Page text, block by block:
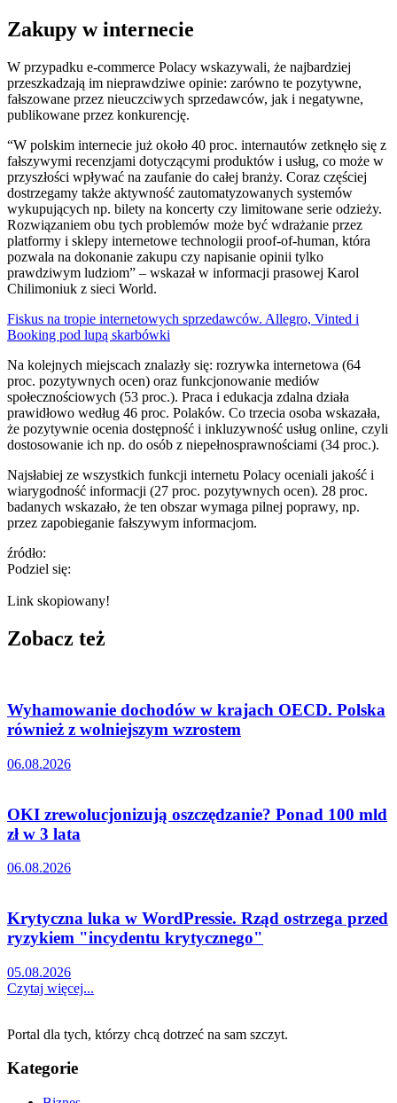
Zakupy w internecie
W przypadku e-commerce Polacy wskazywali, że najbardziej
przeszkadzają im nieprawdziwe opinie: zarówno te pozytywne,
fałszowane przez nieuczciwych sprzedawców, jak i negatywne,
publikowane przez konkurencję.
“W polskim internecie już około 40 proc. internautów zetknęło się z
fałszywymi recenzjami dotyczącymi produktów i usług, co może w
przyszłości wpływać na zaufanie do całej branży. Coraz częściej
dostrzegamy także aktywność zautomatyzowanych systemów
wykupujących np. bilety na koncerty czy limitowane serie odzieży.
Rozwiązaniem obu tych problemów może być wdrażanie przez
platformy i sklepy internetowe technologii proof-of-human, która
pozwala na dokonanie zakupu czy napisanie opinii tylko
prawdziwym ludziom” – wskazał w informacji prasowej Karol
Chilimoniuk z sieci World.
Fiskus na tropie internetowych sprzedawców. Allegro, Vinted i
Booking pod lupą skarbówki
Na kolejnych miejscach znalazły się: rozrywka internetowa (64
proc. pozytywnych ocen) oraz funkcjonowanie mediów
społecznościowych (53 proc.). Praca i edukacja zdalna działa
prawidłowo według 46 proc. Polaków. Co trzecia osoba wskazała,
że pozytywnie ocenia dostępność i inkluzywność usług online, czyli
dostosowanie ich np. do osób z niepełnosprawnościami (34 proc.).
Najsłabiej ze wszystkich funkcji internetu Polacy oceniali jakość i
wiarygodność informacji (27 proc. pozytywnych ocen). 28 proc.
badanych wskazało, że ten obszar wymaga pilnej poprawy, np.
przez zapobieganie fałszywym informacjom.
źródło:
Podziel się:
Link skopiowany!
Zobacz też
Wyhamowanie dochodów w krajach OECD. Polska
również z wolniejszym wzrostem
06.08.2026
OKI zrewolucjonizują oszczędzanie? Ponad 100 mld
zł w 3 lata
06.08.2026
Krytyczna luka w WordPressie. Rząd ostrzega przed
ryzykiem "incydentu krytycznego"
05.08.2026
Czytaj więcej...
Portal dla tych, którzy chcą dotrzeć na sam szczyt.
Kategorie